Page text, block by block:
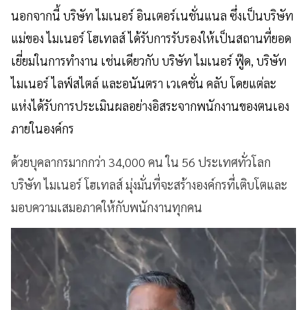
นอกจากนี้ บริษัท ไมเนอร์ อินเตอร์เนชั่นแนล ซึ่งเป็นบริษัท
แม่ของ ไมเนอร์ โฮเทลส์ ได้รับการรับรองให้เป็นสถานที่ยอด
เยี่ยมในการทำงาน เช่นเดียวกับ บริษัท ไมเนอร์ ฟู๊ด, บริษัท
ไมเนอร์ ไลฟ์สไตล์ และอนันตรา เวเคชั่น คลับ โดยแต่ละ
แห่งได้รับการประเมินผลอย่างอิสระจากพนักงานของตนเอง
ภายในองค์กร
ด้วยบุคลากรมากกว่า 34,000 คน ใน 56 ประเทศทั่วโลก
บริษัท ไมเนอร์ โฮเทลส์ มุ่งมั่นที่จะสร้างองค์กรที่เติบโตและ
มอบความเสมอภาคให้กับพนักงานทุกคน